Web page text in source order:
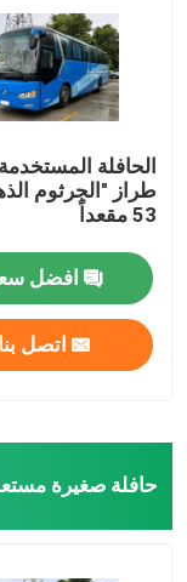
الحافلة
طراز "الجرثوم
53 مقعداً
افضل
اتصل بنا
حافلة صغيرة